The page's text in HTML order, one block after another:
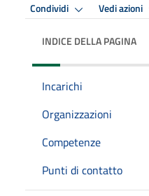
Condividi Vedi azioni
INDICE DELLA PAGINA
Incarichi
Organizzazioni
Competenze
Punti di contatto